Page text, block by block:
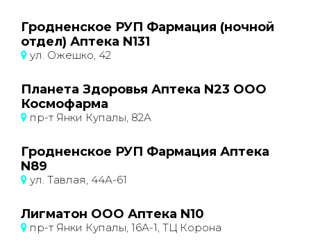
Гродненское РУП Фармация (ночной
отдел) Аптека N131
ул. Ожешко, 42
Планета Здоровья Аптека N23 ООО
Космофарма
пр-т Янки Купалы, 82А
Гродненское РУП Фармация Аптека
N89
ул. Тавлая, 44А-61
Лигматон ООО Аптека N10
пр-т Янки Купалы, 16А-1, ТЦ Корона